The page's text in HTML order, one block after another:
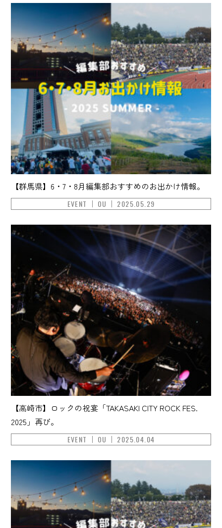
【群馬県】6・7・8月編集部おすすめのお出かけ情報。
EVENT OU 2025.05.29
【高崎市】ロックの祝宴「TAKASAKI CITY ROCK FES.
2025」再び。
EVENT OU 2025.04.04